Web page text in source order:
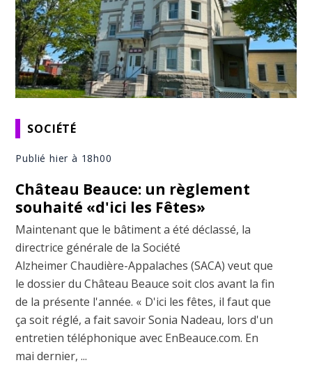
SOCIÉTÉ
Publié hier à 18h00
Château Beauce: un règlement
souhaité «d'ici les Fêtes»
Maintenant que le bâtiment a été déclassé, la
directrice générale de la Société
Alzheimer Chaudière-Appalaches (SACA) veut que
le dossier du Château Beauce soit clos avant la fin
de la présente l'année. « D'ici les fêtes, il faut que
ça soit réglé, a fait savoir Sonia Nadeau, lors d'un
entretien téléphonique avec EnBeauce.com. En
mai dernier, ...